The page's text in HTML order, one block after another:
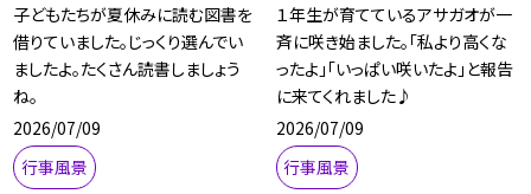
子どもたちが夏休みに読む図書を
借りていました。じっくり選んでい
ましたよ。たくさん読書しましょう
ね。
2026/07/09
行事風景
１年生が育てているアサガオが一
斉に咲き始ました。「私より高くな
ったよ」「いっぱい咲いたよ」と報告
に来てくれました♪
2026/07/09
行事風景